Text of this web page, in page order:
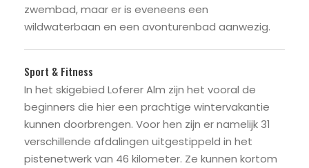
zwembad, maar er is eveneens een
wildwaterbaan en een avonturenbad aanwezig.
Sport & Fitness
In het skigebied Loferer Alm zijn het vooral de
beginners die hier een prachtige wintervakantie
kunnen doorbrengen. Voor hen zijn er namelijk 31
verschillende afdalingen uitgestippeld in het
pistenetwerk van 46 kilometer. Ze kunnen kortom